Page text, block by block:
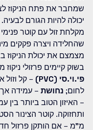
שמחבר את פתח הניקוז
יכולה להיות הגורם לבעיה.
מקלחת זול עם קוטר פנימי
שהחלידה ויצרה פקקים
מצמצם את יכולת הניקוז
בשוק קיימים פרזולי
פי.וי.סי (PVC)
– קל
לחום; נחושת – עמידה
– האיזון הטוב ביותר בין
מ"מ – אם הותקן פרזול